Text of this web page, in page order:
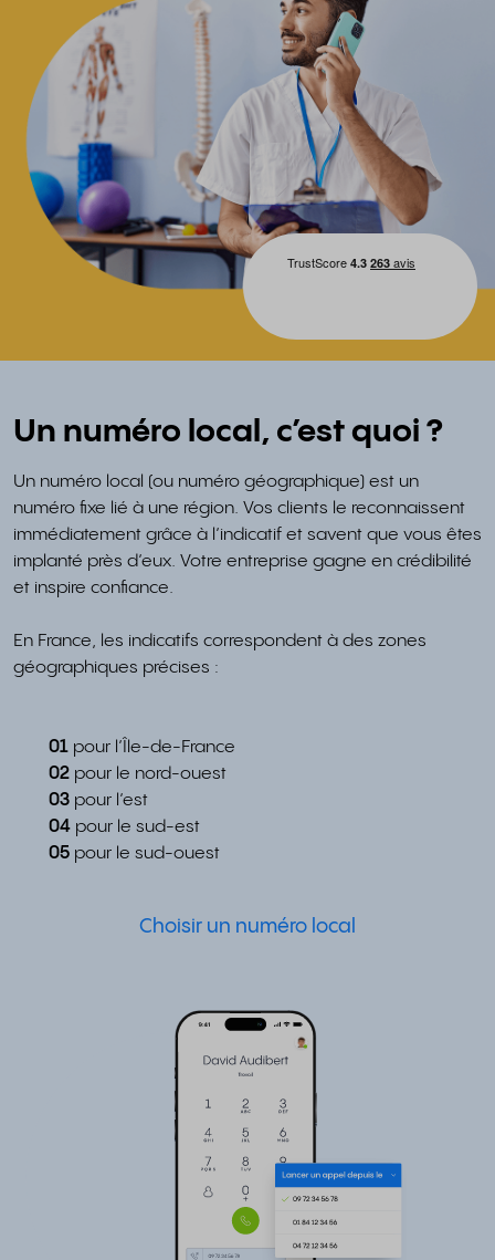
Un numéro local, c’est quoi ?
Un numéro local (ou numéro géographique) est un
numéro fixe lié à une région. Vos clients le reconnaissent
immédiatement grâce à l’indicatif et savent que vous êtes
implanté près d’eux. Votre entreprise gagne en crédibilité
et inspire confiance.
En France, les indicatifs correspondent à des zones
géographiques précises :
01 pour l’Île-de-France
02 pour le nord-ouest
03 pour l’est
04 pour le sud-est
05 pour le sud-ouest
Choisir un numéro local